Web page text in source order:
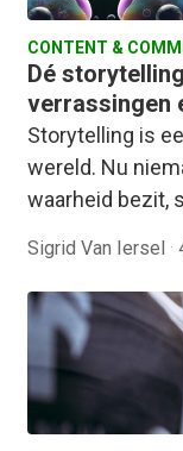
CONTENT &
Dé
verrassingen
Storytelling is
wereld. Nu
waarheid bezit,
Sigrid Van Iersel ·